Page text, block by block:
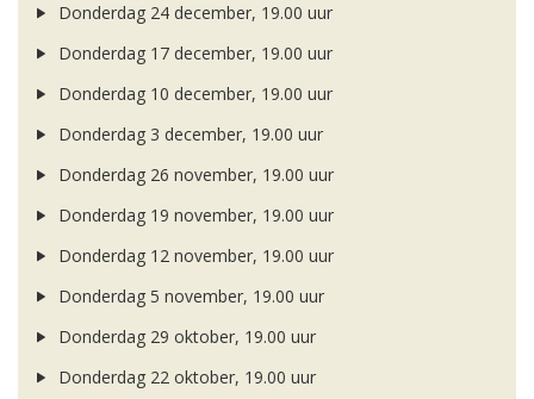
Donderdag 24 december, 19.00 uur
Donderdag 17 december, 19.00 uur
Donderdag 10 december, 19.00 uur
Donderdag 3 december, 19.00 uur
Donderdag 26 november, 19.00 uur
Donderdag 19 november, 19.00 uur
Donderdag 12 november, 19.00 uur
Donderdag 5 november, 19.00 uur
Donderdag 29 oktober, 19.00 uur
Donderdag 22 oktober, 19.00 uur